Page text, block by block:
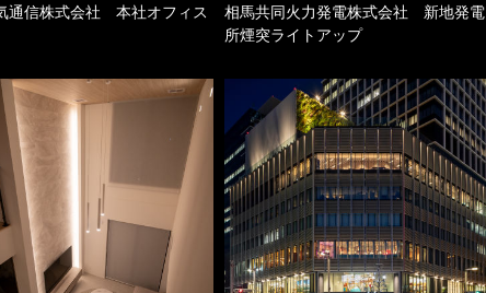
通信株式会社 本社オフィス
相馬共同火力発電株式会社 新地発電
所煙突ライトアップ